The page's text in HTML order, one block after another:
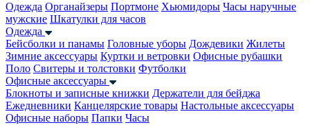
Одежда Органайзеры Портмоне Хьюмидоры Часы наручные
мужские Шкатулки для часов
Одежда
Бейсболки и панамы Головные уборы Дождевики Жилеты
Зимние аксессуары Куртки и ветровки Офисные рубашки
Поло Свитеры и толстовки Футболки
Офисные аксессуары
Блокноты и записные книжки Держатели для бейджа
Ежедневники Канцелярские товары Настольные аксессуары
Офисные наборы Папки Часы